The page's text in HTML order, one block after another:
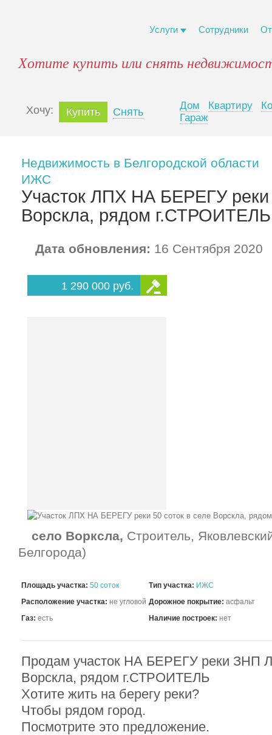
Услуги Сотрудники
Хотите купить или снять
Xочу: Купить Снять
Дом Квартиру
Гараж
Недвижимость в Белгородской области
ИЖС
Участок ЛПХ НА БЕРЕГУ реки
Ворскла, рядом г.СТРОИТЕЛЬ
Дата обновления: 16 Сентября 2020
1 290 000 руб.
село Ворксла, Строитель,
Белгорода)
Площадь участка: 50 соток Тип участка: ИЖС
Расположение участка: не угловой Дорожное покрытие: асфальт
Газ: есть Наличие построек: нет
Продам участок НА БЕРЕГУ реки ЗНП
Ворскла, рядом г.СТРОИТЕЛЬ
Хотите жить на берегу реки?
Чтобы рядом город.
Посмотрите это предложение.